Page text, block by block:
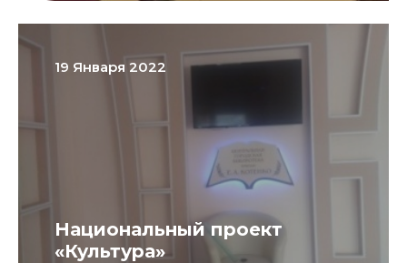
19 Января 2022
Национальный проект
«Культура»